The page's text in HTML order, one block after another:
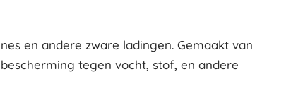
en andere zware ladingen. Gemaakt van
tegen vocht, stof, en andere